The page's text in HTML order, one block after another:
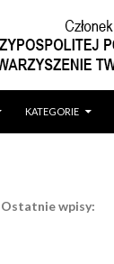
KATEGORIE
Ostatnie wpisy: